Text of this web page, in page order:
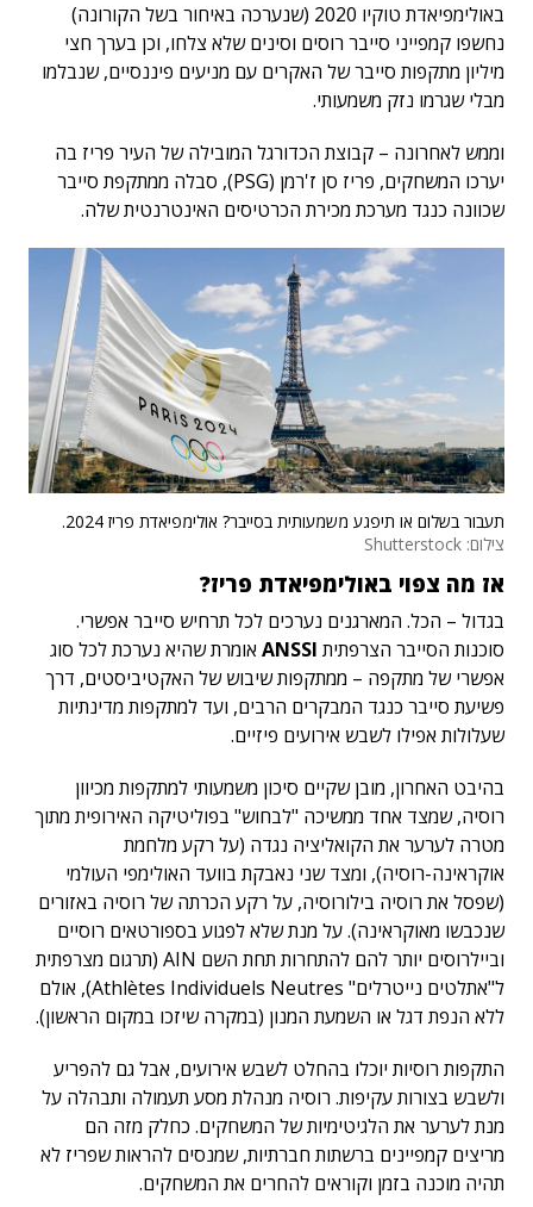
באולימפיאדת טוקיו 2020 (שנערכה באיחור בשל הקורונה)
נחשפו קמפייני סייבר רוסים וסינים שלא צלחו, וכן בערך חצי
מיליון מתקפות סייבר של האקרים עם מניעים פיננסיים, שנבלמו
מבלי שגרמו נזק משמעותי.
וממש לאחרונה – קבוצת הכדורגל המובילה של העיר פריז בה
יערכו המשחקים, פריז סן ז'רמן (PSG), סבלה ממתקפת סייבר
שכוונה כנגד מערכת מכירת הכרטיסים האינטרנטית שלה.
תעבור בשלום או תיפגע משמעותית בסייבר? אולימפיאדת פריז 2024.
צילום: Shutterstock
אז מה צפוי באולימפיאדת פריז?
בגדול – הכל. המארגנים נערכים לכל תרחיש סייבר אפשרי.
סוכנות הסייבר הצרפתית ANSSI אומרת שהיא נערכת לכל סוג
אפשרי של מתקפה – ממתקפות שיבוש של האקטיביסטים, דרך
פשיעת סייבר כנגד המבקרים הרבים, ועד למתקפות מדינתיות
שעלולות אפילו לשבש אירועים פיזיים.
בהיבט האחרון, מובן שקיים סיכון משמעותי למתקפות מכיוון
רוסיה, שמצד אחד ממשיכה "לבחוש" בפוליטיקה האירופית מתוך
מטרה לערער את הקואליציה נגדה (על רקע מלחמת
אוקראינה-רוסיה), ומצד שני נאבקת בוועד האולימפי העולמי
(שפסל את רוסיה בילורוסיה, על רקע הכרתה של רוסיה באזורים
שנכבשו מאוקראינה). על מנת שלא לפגוע בספורטאים רוסיים
וביילרוסים יותר להם להתחרות תחת השם AIN (תרגום מצרפתית
ל"אתלטים נייטרלים" Athlètes Individuels Neutres), אולם
ללא הנפת דגל או השמעת המנון (במקרה שיזכו במקום הראשון).
התקפות רוסיות יוכלו בהחלט לשבש אירועים, אבל גם להפריע
ולשבש בצורות עקיפות. רוסיה מנהלת מסע תעמולה ותבהלה על
מנת לערער את הלגיטימיות של המשחקים. כחלק מזה הם
מריצים קמפיינים ברשתות חברתיות, שמנסים להראות שפריז לא
תהיה מוכנה בזמן וקוראים להחרים את המשחקים.